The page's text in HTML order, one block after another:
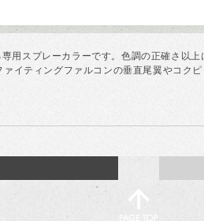
スプレーカラーです。色調の正確さ以
ティングファルコンの垂直尾翼やコク